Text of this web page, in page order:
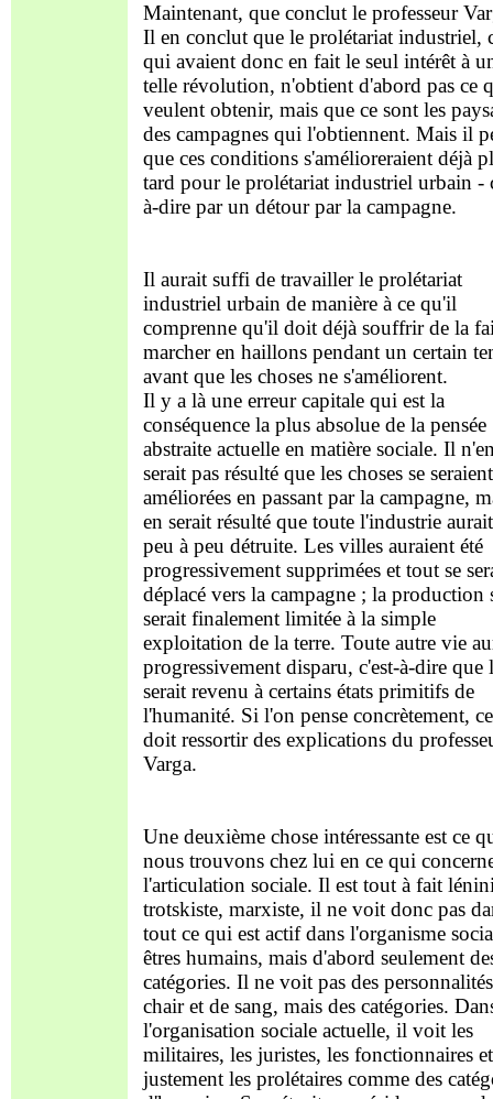
Maintenant, que conclut le professeur
Il en conclut que le prolétariat industriel,
qui avaient donc en fait le seul intérêt à
telle révolution, n'obtient d'abord pas ce
veulent obtenir, mais que ce sont les
des campagnes qui l'obtiennent. Mais il
que ces conditions s'amélioreraient déjà
tard pour le prolétariat industriel urbain -
à-dire par un détour par la campagne.
Il aurait suffi de travailler le prolétariat
industriel urbain de manière à ce qu'il
comprenne qu'il doit déjà souffrir de la
marcher en haillons pendant un certain
avant que les choses ne s'améliorent.
Il y a là une erreur capitale qui est la
conséquence la plus absolue de la pensée
abstraite actuelle en matière sociale. Il
serait pas résulté que les choses se seraient
améliorées en passant par la campagne,
en serait résulté que toute l'industrie
peu à peu détruite. Les villes auraient été
progressivement supprimées et tout se
déplacé vers la campagne ; la production
serait finalement limitée à la simple
exploitation de la terre. Toute autre vie
progressivement disparu, c'est-à-dire que
serait revenu à certains états primitifs de
l'humanité. Si l'on pense concrètement,
doit ressortir des explications du
Varga.
Une deuxième chose intéressante est ce
nous trouvons chez lui en ce qui
l'articulation sociale. Il est tout à fait
trotskiste, marxiste, il ne voit donc pas
tout ce qui est actif dans l'organisme
êtres humains, mais d'abord seulement
catégories. Il ne voit pas des
chair et de sang, mais des catégories.
l'organisation sociale actuelle, il voit les
militaires, les juristes, les fonctionnaires et
justement les prolétaires comme des